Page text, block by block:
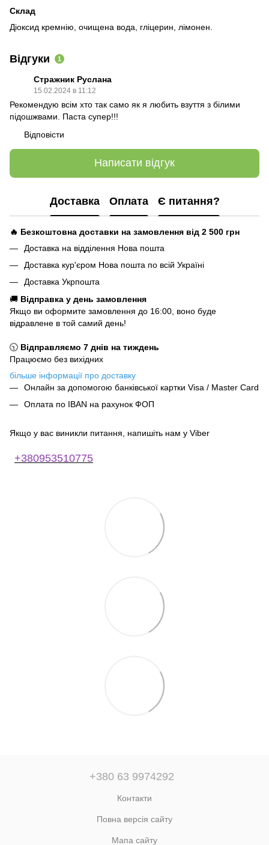
Склад
Діоксид кремнію, очищена вода, гліцерин, лімонен.
Відгуки 1
Стражник Руслана
15.02.2024 в 11:12
Рекомендую всім хто так само як я любить взуття з білими
підошжвами. Паста супер!!!
Відповісти
Написати відгук
Доставка Оплата Є питання?
🔥 Безкоштовна доставки на замовлення від 2 500 грн
Доставка на відділення Нова пошта
Доставка кур'єром Нова пошта по всій Україні
Доставка Укрпошта
🚚 Відправка у день замовлення
Якщо ви оформите замовлення до 16:00, воно буде
відравлене в той самий день!
🕥 Відправляємо 7 днів на тиждень
Працюємо без вихідних
більше інформації про доставку
Онлайн за допомогою банківської картки Visa / Master Card
Оплата по IBAN на рахунок ФОП
Якщо у вас виникли питання, напишіть нам у Viber
+380953510775
+380 63 9974292
Контакти
Повна версія сайту
Мапа сайту